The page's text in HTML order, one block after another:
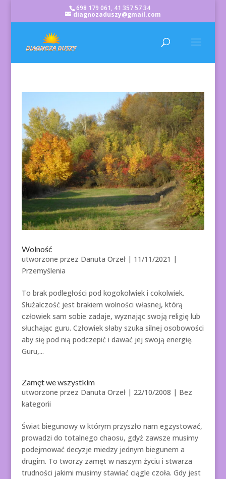
698 179 061, 41 357 57 34
diagnozaduszy@gmail.com
Wolność
utworzone przez Danuta Orzeł| 11/11/2021 |
Przemyślenia
To brak podległości pod kogokolwiek i cokolwiek.
Służalczość jest brakiem wolności własnej, którą
człowiek sam sobie zadaje, wyznając swoją religię lub
słuchając guru. Człowiek słaby szuka silnej osobowości
aby się pod nią podczepić i dawać jej swoją energię.
Guru,...
Zamęt we wszystkim
utworzone przez Danuta Orzeł| 22/10/2008 | Bez
kategorii
Świat biegunowy w którym przyszło nam egzystować,
prowadzi do totalnego chaosu, gdyż zawsze musimy
podejmować decyzje miedzy jednym biegunem a
drugim. To tworzy zamęt w naszym życiu i stwarza
trudności jakimi musimy stawiać ciągle czoła. Gdy jest